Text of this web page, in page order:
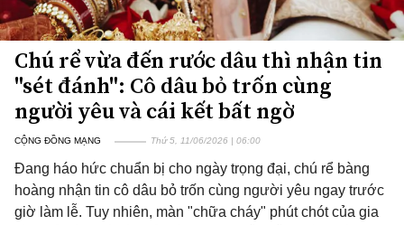
Chú rể vừa đến rước dâu thì nhận tin
"sét đánh": Cô dâu bỏ trốn cùng
người yêu và cái kết bất ngờ
CỘNG ĐỒNG MẠNG Thứ 5, 11/06/2026 | 06:00
Đang háo hức chuẩn bị cho ngày trọng đại, chú rể bàng
hoàng nhận tin cô dâu bỏ trốn cùng người yêu ngay trước
giờ làm lễ. Tuy nhiên, màn "chữa cháy" phút chót của gia